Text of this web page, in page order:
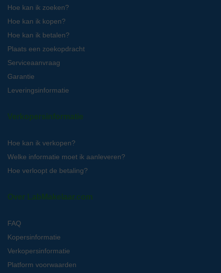
Hoe kan ik zoeken?
Hoe kan ik kopen?
Hoe kan ik betalen?
Plaats een zoekopdracht
Serviceaanvraag
Garantie
Leveringsinformatie
Verkopersinformatie
Hoe kan ik verkopen?
Welke informatie moet ik aanleveren?
Hoe verloopt de betaling?
Over LabMakelaar.com
FAQ
Kopersinformatie
Verkopersinformatie
Platform voorwaarden